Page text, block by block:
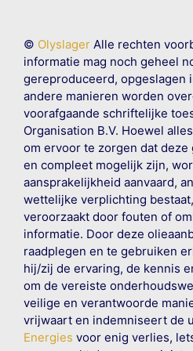
© OlyslagerAlle rechten
informatie mag noch geheel
gereproduceerd, opgeslagen
andere manieren worden
voorafgaande schriftelijke
Organisation B.V. Hoewel
om ervoor te zorgen dat deze
en compleet mogelijk zijn,
aansprakelijkheid aanvaard,
wettelijke verplichting
veroorzaakt door fouten of
informatie. Door deze
raadplegen en te gebruiken
hij/zij de ervaring, de kennis
om de vereiste
veilige en verantwoorde
vrijwaart en indemniseert de
Energies voor enig verlies,